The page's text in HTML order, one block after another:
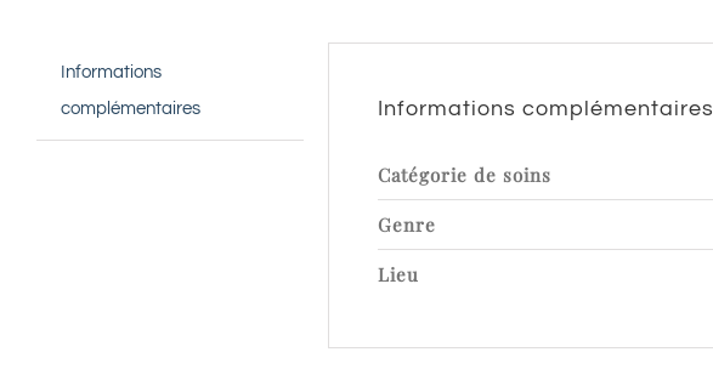
Informations
complémentaires
Informations complémentaires
Catégorie de soins
Genre
Lieu